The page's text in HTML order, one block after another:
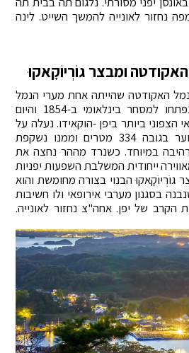
נחזור לאונייה להמשך השייט. לינה
ומבצר גוֹרְיוֹקָאקוּ
האקודטה שהייתה אחת מערי הנמל
היפניות הראשונות שנפתחו למסחר בינלאומי ב-1854 והיום
ביותר ביפן -הוקאידו. נעלה על
הר האקודטה, הר מיוער בגובה 334 מטרים וממנו נשקפת
במיוחד. כשנרד מההר נחצה את
ייחודית המשלבת השפעות יפניות
גוֹרְיוֹקָאקוּ הבנוי בצורה מחומשת והוא
בסגנון מערבי אירופאי ולו חשיבות
הקרב של יפן. אחה"צ נחזור לאונייה.